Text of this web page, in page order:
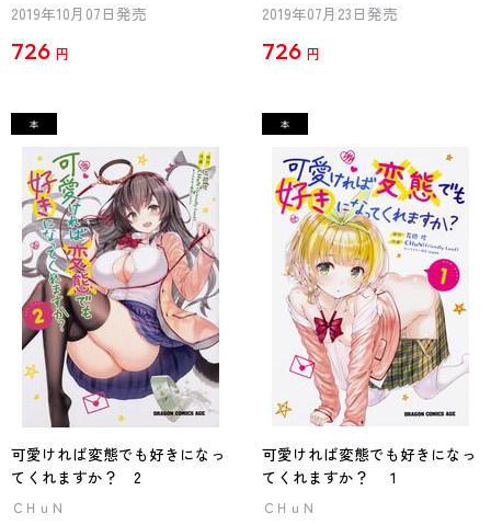
2019年10月07日発売
726 円
2019年07月23日発売
726 円
可愛ければ変態でも好きになっ
てくれますか？ 2
ＣＨｕＮ
可愛ければ変態でも好きになっ
てくれますか？ １
ＣＨｕＮ